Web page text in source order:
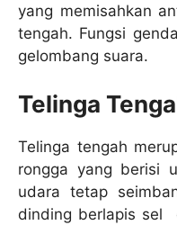
yang memisahkan
tengah. Fungsi
gelombang suara.
Telinga
Telinga tengah
rongga yang berisi
udara tetap
dinding berlapis sel